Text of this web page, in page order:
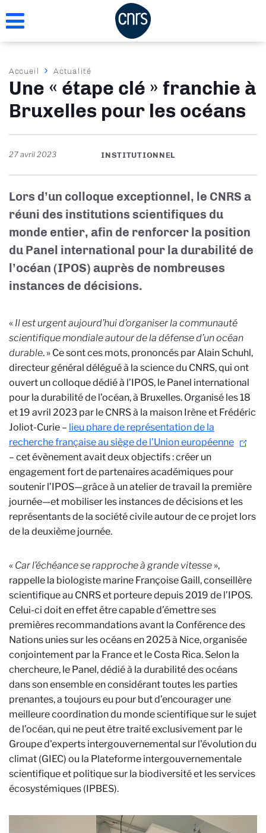
au
Fil
d'Ariane
Accueil Actualité
Une « étape clé » franchie à
Bruxelles pour les océans
27 avril 2023 INSTITUTIONNEL
Lors d’un colloque exceptionnel, le CNRS a
réuni des institutions scientifiques du
monde entier, afin de renforcer la position
du Panel international pour la durabilité de
l’océan (IPOS) auprès de nombreuses
instances de décisions.
« Il est urgent aujourd’hui d’organiser la communauté
scientifique mondiale autour de la défense d’un océan
durable. » Ce sont ces mots, prononcés par Alain Schuhl,
directeur général délégué à la science du CNRS, qui ont
ouvert un colloque dédié à l’IPOS, le Panel international
pour la durabilité de l’océan, à Bruxelles. Organisé les 18
et 19 avril 2023 par le CNRS à la maison Irène et Frédéric
Joliot-Curie – lieu phare de représentation de la
recherche française au siège de l’Union européenne
– cet évènement avait deux objectifs : créer un
engagement fort de partenaires académiques pour
soutenir l’IPOS—grâce à un atelier de travail la première
journée—et mobiliser les instances de décisions et les
représentants de la société civile autour de ce projet lors
de la deuxième journée.
« Car l’échéance se rapproche à grande vitesse »,
rappelle la biologiste marine Françoise Gaill, conseillère
scientifique au CNRS et porteure depuis 2019 de l’IPOS.
Celui-ci doit en effet être capable d’émettre ses
premières recommandations avant la Conférence des
Nations unies sur les océans en 2025 à Nice, organisée
conjointement par la France et le Costa Rica. Selon la
chercheure, le Panel, dédié à la durabilité des océans
dans son ensemble en considérant toutes les parties
prenantes, a toujours eu pour but d’encourager une
meilleure coordination du monde scientifique sur le sujet
de l’océan, qui ne peut être traité exclusivement par le
Groupe d'experts intergouvernemental sur l'évolution du
climat (GIEC) ou la Plateforme intergouvernementale
scientifique et politique sur la biodiversité et les services
écosystémiques (IPBES).